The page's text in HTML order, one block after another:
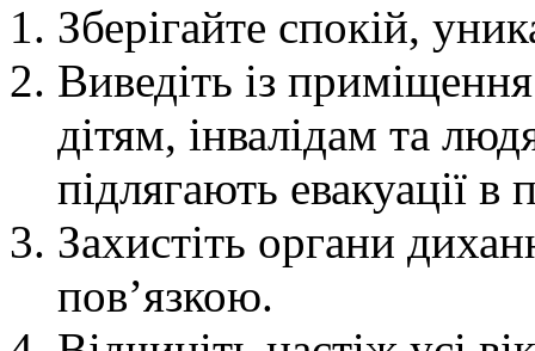
Зберігайте спокій,
Виведіть із
дітям, інвалідам та
підлягають евакуації в
Захистіть органи
пов’язкою.